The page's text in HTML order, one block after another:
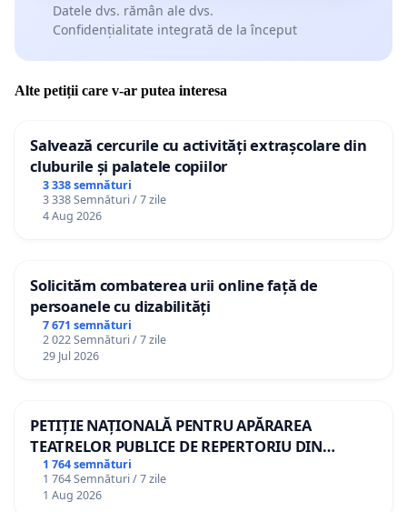
Datele dvs. rămân ale dvs.
Confidențialitate integrată de la început
Alte petiții care v-ar putea interesa
Salvează cercurile cu activități extrașcolare din
cluburile și palatele copiilor
3 338 semnături
3 338 Semnături / 7 zile
4 Aug 2026
Solicităm combaterea urii online față de
persoanele cu dizabilități
7 671 semnături
2 022 Semnături / 7 zile
29 Jul 2026
PETIȚIE NAȚIONALĂ PENTRU APĂRAREA
TEATRELOR PUBLICE DE REPERTORIU DIN
ROMÂNIA
1 764 semnături
1 764 Semnături / 7 zile
1 Aug 2026